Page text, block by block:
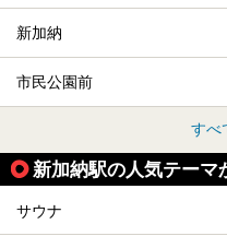
新加納
市民公園前
すべ
新加納駅の人気テーマ
サウナ